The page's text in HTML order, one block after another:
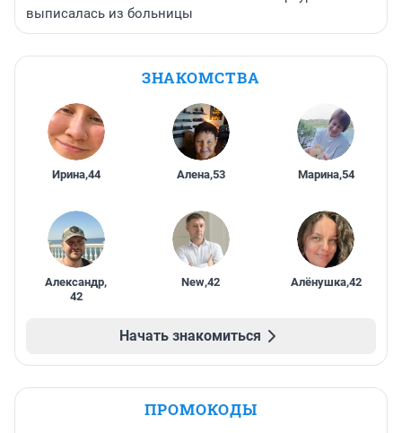
выписалась из больницы
ЗНАКОМСТВА
Ирина,44 Алена,53 Марина,54
Александр,
42
New,42 Алёнушка,42
Начать знакомиться
ПРОМОКОДЫ